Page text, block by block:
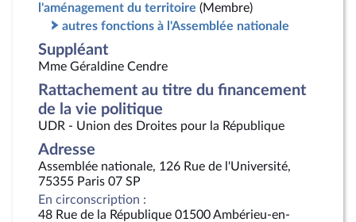
l'aménagement du territoire (Membre)
autres fonctions à l'Assemblée nationale
Suppléant
Mme Géraldine Cendre
Rattachement au titre du financement
de la vie politique
UDR - Union des Droites pour la République
Adresse
Assemblée nationale, 126 Rue de l'Université,
75355 Paris 07 SP
En circonscription :
48 Rue de la République 01500 Ambérieu-en-